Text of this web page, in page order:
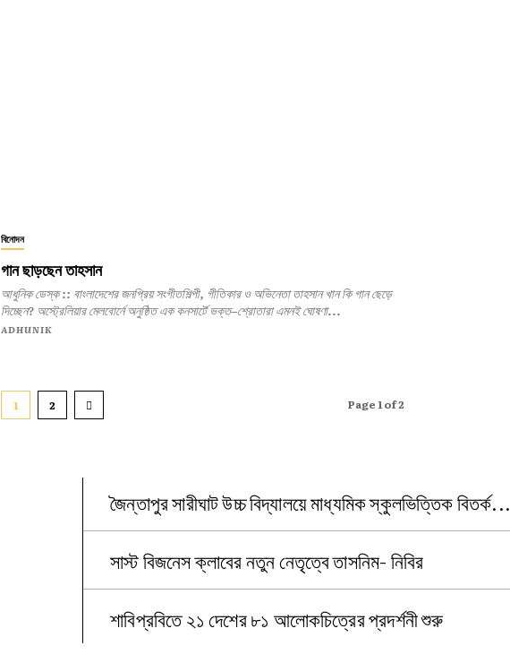
বিনোদন
গান ছাড়ছেন তাহসান
আধুনিক ডেস্ক :: বাংলাদেশের জনপ্রিয় সংগীতশিল্পী, গীতিকার ও অভিনেতা তাহসান খান কি গান ছেড়ে
দিচ্ছেন? অস্ট্রেলিয়ার মেলবোর্নে অনুষ্ঠিত এক কনসার্টে ভক্ত–শ্রোতারা এমনই ঘোষণা...
ADHUNIK
1 2 Page 1 of 2
জৈন্তাপুর সারীঘাট উচ্চ বিদ্যালয়ে মাধ্যমিক স্কুলভিত্তিক বিতর্ক...
সাস্ট বিজনেস ক্লাবের নতুন নেতৃত্বে তাসনিম- নিবির
শাবিপ্রবিতে ২১ দেশের ৮১ আলোকচিত্রের প্রদর্শনী শুরু